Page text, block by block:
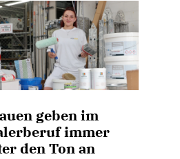
geben im
immer
den Ton an